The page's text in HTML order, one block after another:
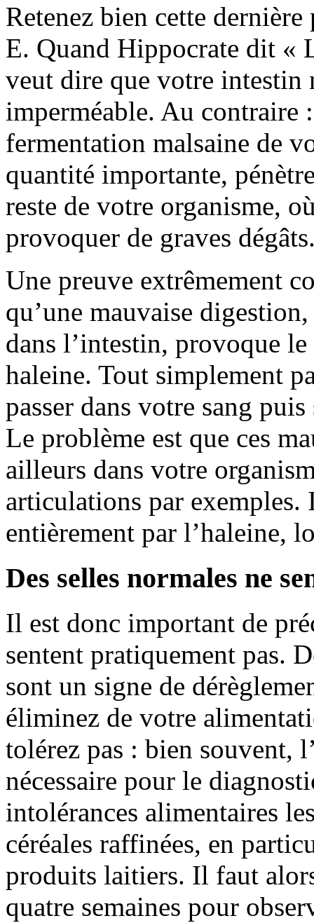
Retenez bien cette
E. Quand Hippocrate dit «
veut dire que votre intestin
imperméable. Au contraire
fermentation malsaine de
quantité importante,
reste de votre organisme,
provoquer de graves
Une preuve extrêmement
qu’une mauvaise
dans l’intestin, provoque
haleine. Tout simplement
passer dans votre sang
Le problème est que ces
ailleurs dans votre
articulations par exemples.
entièrement par l’haleine,
Des selles normales ne
Il est donc important de
sentent pratiquement pas.
sont un signe de
éliminez de votre
tolérez pas : bien souvent,
nécessaire pour le
intolérances alimentaires
céréales raffinées, en
produits laitiers. Il faut
quatre semaines pour